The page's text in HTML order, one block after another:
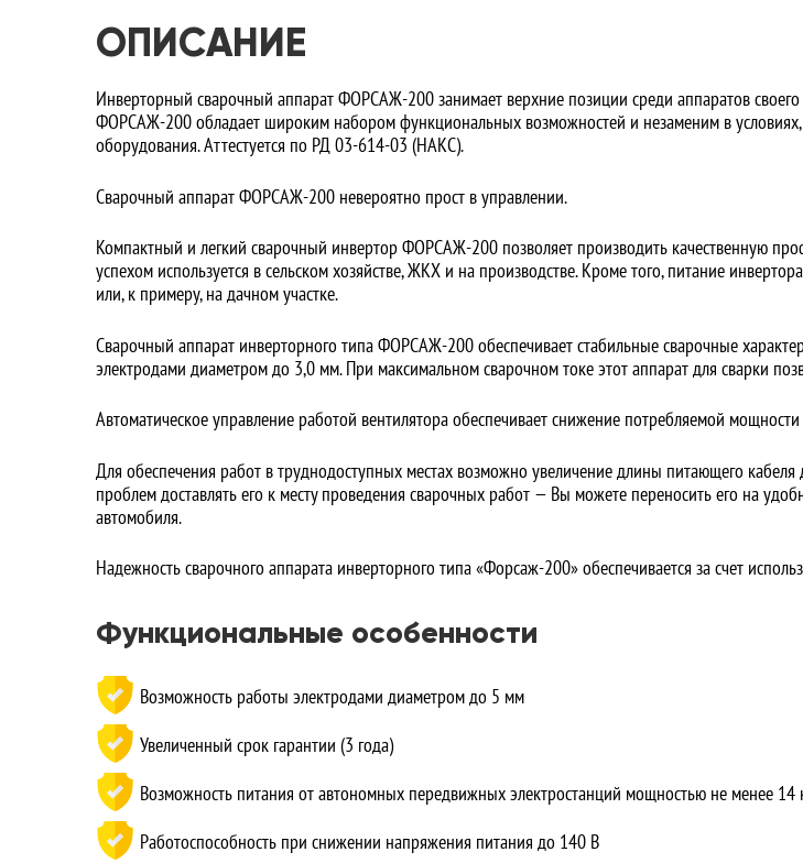
ОПИСАНИЕ
Инверторный сварочный аппарат ФОРСАЖ-200 занимает верхние позиции среди аппаратов
ФОРСАЖ-200 обладает широким набором функциональных возможностей и незаменим в условиях,
оборудования. Аттестуется по РД 03-614-03 (НАКС).
Сварочный аппарат ФОРСАЖ-200 невероятно прост в управлении.
Компактный и легкий сварочный инвертор ФОРСАЖ-200 позволяет производить качественную
успехом используется в сельском хозяйстве, ЖКХ и на производстве. Кроме того, питание
или, к примеру, на дачном участке.
Сварочный аппарат инверторного типа ФОРСАЖ-200 обеспечивает стабильные сварочные
электродами диаметром до 3,0 мм. При максимальном сварочном токе этот аппарат для сварки
Автоматическое управление работой вентилятора обеспечивает снижение потребляемой
Для обеспечения работ в труднодоступных местах возможно увеличение длины питающего
проблем доставлять его к месту проведения сварочных работ — Вы можете переносить его на
автомобиля.
Надежность сварочного аппарата инверторного типа «Форсаж-200» обеспечивается за счет
Функциональные особенности
Возможность работы электродами диаметром до 5 мм
Увеличенный срок гарантии (3 года)
Возможность питания от автономных передвижных электростанций мощностью не менее 14
Работоспособность при снижении напряжения питания до 140 В